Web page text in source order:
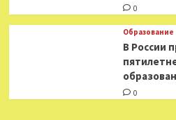
0
Образование
В России
0